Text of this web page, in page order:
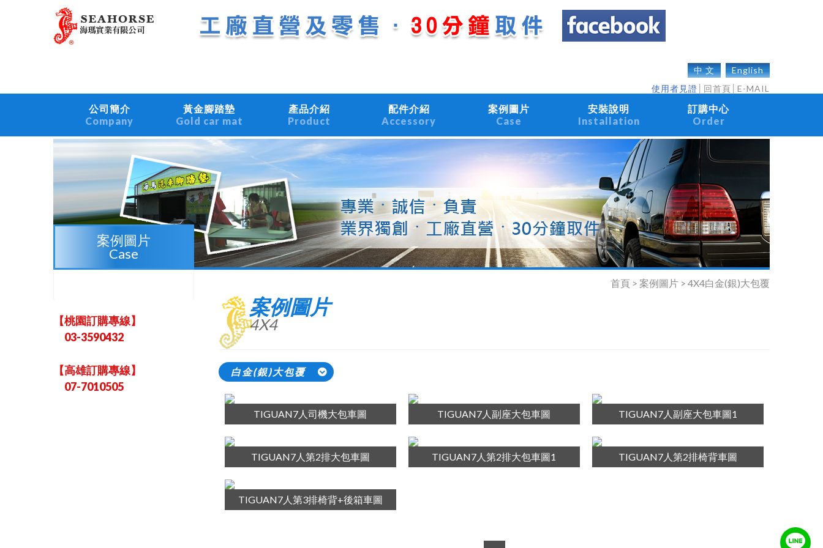
中 文
English
使用者見證
回首頁 E-MAIL
公司簡介
Company
黃金腳踏墊
Gold car mat
產品介紹
Product
配件介紹
Accessory
案例圖片
Case
安裝說明
Installation
訂購中心
Order
案例圖片
Case
【桃園訂購專線】
03-3590432
【高雄訂購專線】
07-7010505
首頁 > 案例圖片 > 4X4白金(銀)大包覆
案例圖片
4X4
白金(銀)大包覆
TIGUAN7人司機大包車圖 TIGUAN7人副座大包車圖 TIGUAN7人副座大包車圖1
TIGUAN7人第2排大包車圖 TIGUAN7人第2排大包車圖1 TIGUAN7人第2排椅背車圖
TIGUAN7人第3排椅背+後箱車圖